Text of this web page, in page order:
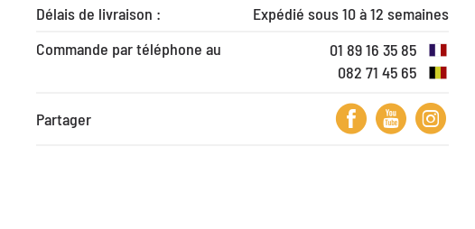
Délais de livraison :
Expédié sous 10 à 12 semaines
Commande par téléphone au
01 89 16 35 85
082 71 45 65
Partager